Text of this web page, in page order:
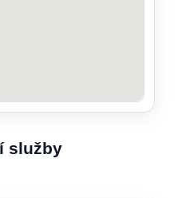
služby